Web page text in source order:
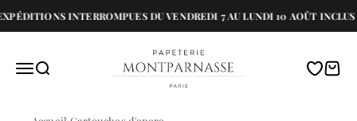
Passer au contenuINTERROMPUES DU VENDREDI 7 AU LUNDI 10 AOÛT INCLUS
MenuRecherche
Papeterie Montparnasse